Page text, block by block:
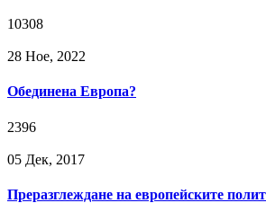
10308
28 Ное, 2022
Обединена Европа?
2396
05 Дек, 2017
Преразглеждане на европейските